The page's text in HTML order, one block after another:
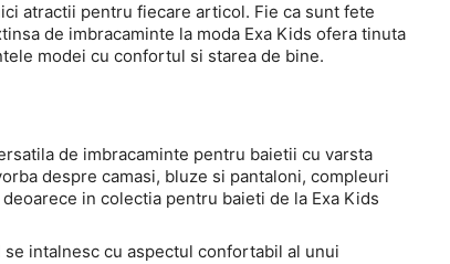
atractii pentru fiecare articol. Fie ca sunt fete
de imbracaminte la moda Exa Kids ofera tinuta
modei cu confortul si starea de bine.
de imbracaminte pentru baietii cu varsta
despre camasi, bluze si pantaloni, compleuri
in colectia pentru baieti de la Exa Kids
intalnesc cu aspectul confortabil al unui